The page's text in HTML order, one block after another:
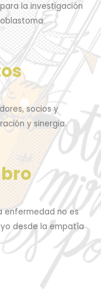
la investigación
socios y
y sinergia.
enfermedad no es
desde la empatía